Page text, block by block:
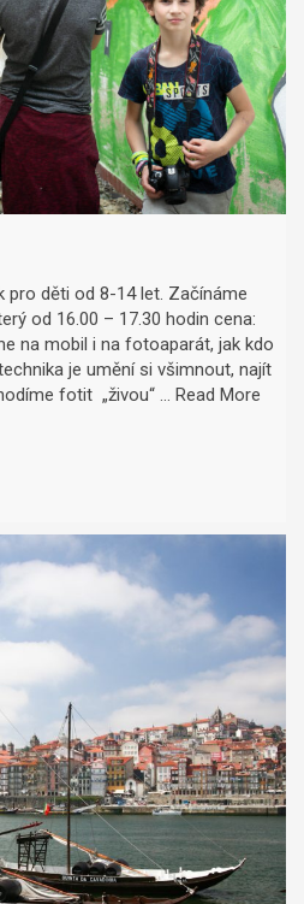
pro děti od 8-14 let. Začínáme
od 16.00 – 17.30 hodin cena:
na mobil i na fotoaparát, jak kdo
je umění si všimnout, najít
fotit „živou“ … Read More